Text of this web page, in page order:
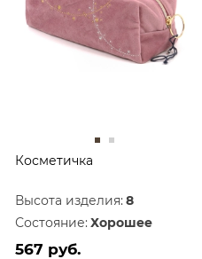
Косметичка
Высота изделия: 8
Состояние: Хорошее
567 руб.